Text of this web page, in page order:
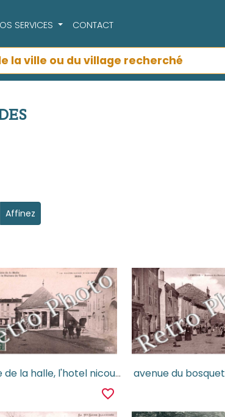
SERVICES CONTACT
Affinez
place de la halle, l'hotel nicoux et le bureau de tabac
favorite_border
avenue du bosquet